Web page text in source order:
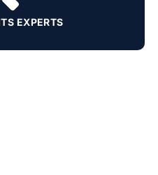
EXPERTS